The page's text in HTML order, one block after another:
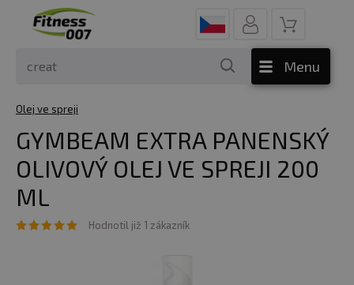
Menu
Olej ve spreji
GYMBEAM EXTRA PANENSKÝ
OLIVOVÝ OLEJ VE SPREJI 200
ML
Hodnotil již 1 zákazník